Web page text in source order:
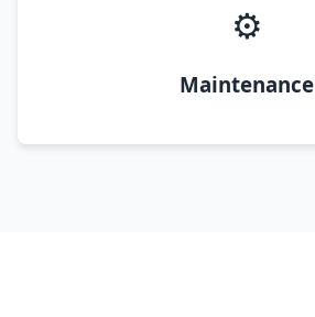
⚙️
Maintenance